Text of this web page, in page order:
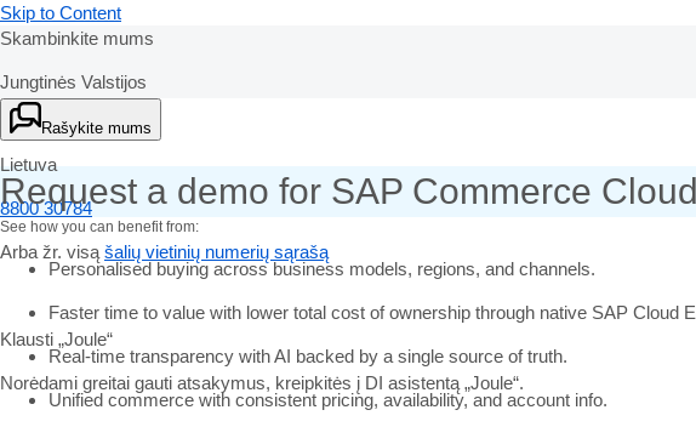
Skip to Content
Skambinkite mums
Jungtinės Valstijos
+1-800-872-1727
Lietuva
8800 30784
Arba žr. visą šalių vietinių numerių sąrašą
Klausti „Joule“
Norėdami greitai gauti atsakymus, kreipkitės į DI asistentą „Joule“.
Ask Joule
Rašykite mums
Request a demo for SAP Commerce
See how you can benefit from:
Personalised buying across business models, regions, and channels.
Faster time to value with lower total cost of ownership through native SAP Cloud
Real-time transparency with AI backed by a single source of truth.
Unified commerce with consistent pricing, availability, and account info.